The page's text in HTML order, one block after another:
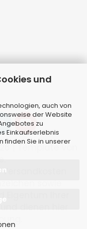
und
auch von
der Website
zu
Einkaufserlebnis
finden Sie in unserer
| Template von
Versandkosten
Eigentum Ihrer